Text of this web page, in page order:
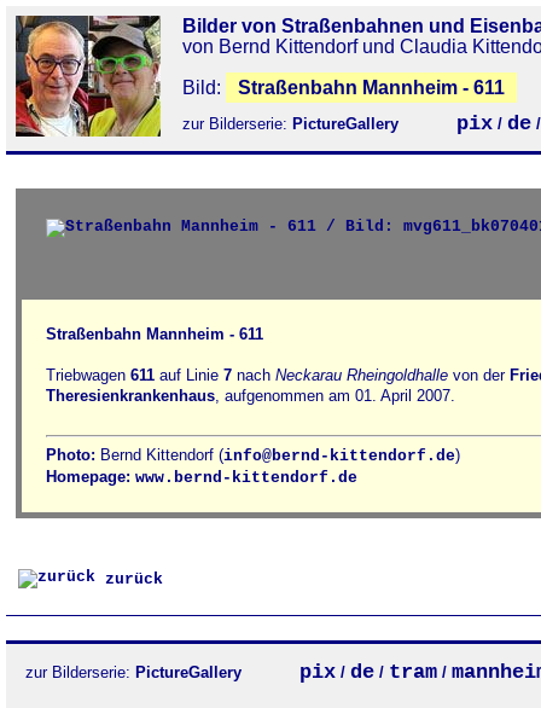
Bilder von Straßenbahnen und
von Bernd Kittendorf und Claudia
Bild:
Straßenbahn Mannheim - 611
zur Bilderserie: PictureGallery pix / de
Straßenbahn Mannheim - 611
Triebwagen 611 auf Linie 7 nach Neckarau Rheingoldhalle von der
Theresienkrankenhaus, aufgenommen am 01. April 2007.
Photo: Bernd Kittendorf (info@bernd-kittendorf.de)
Homepage: www.bernd-kittendorf.de
zurück
zur Bilderserie: PictureGallery pix / de / tram /